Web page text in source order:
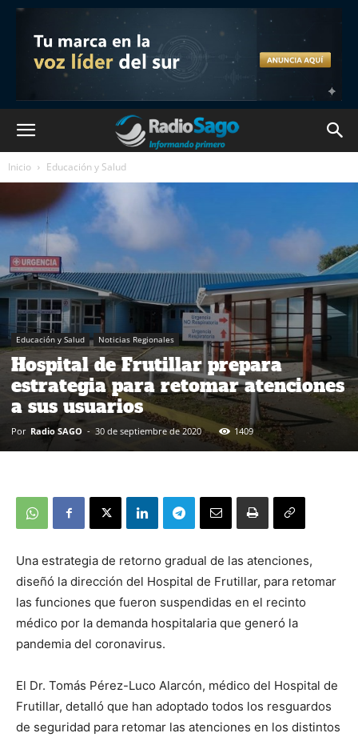
Inicio Educación y Salud
Educación y Salud Noticias Regionales
Hospital de Frutillar prepara
estrategia para retomar atenciones
a sus usuarios
Por Radio SAGO - 30 de septiembre de 2020 1409
Una estrategia de retorno gradual de las atenciones,
diseñó la dirección del Hospital de Frutillar, para retomar
las funciones que fueron suspendidas en el recinto
médico por la demanda hospitalaria que generó la
pandemia del coronavirus.
El Dr. Tomás Pérez-Luco Alarcón, médico del Hospital de
Frutillar, detalló que han adoptado todos los resguardos
de seguridad para retomar las atenciones en los distintos